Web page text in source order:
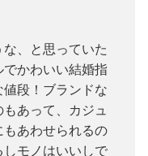
、と思っていた
かわいい結婚指
段！ブランドな
あって、カジュ
あわせられるの
モノはいいしで